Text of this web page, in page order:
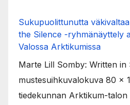
Sukupuolittunutta
the Silence -ryhmänäyttely
Valossa Arktikumissa
Marte Lill Somby: Written in
mustesuihkuvalokuva 80 x
tiedekunnan Arktikum-talon